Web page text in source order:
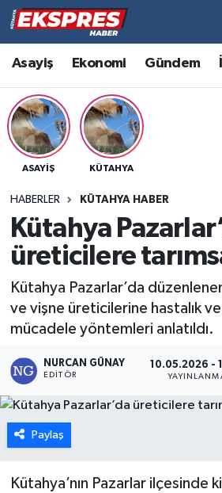
Asayiş Ekonomi Gündem
ASAYIŞ KÜTAHYA
HABERLER KÜTAHYA HABER
Kütahya
üreticilere
Kütahya Pazarlar’da
ve vişne üreticilerine hastalık ve
mücadele yöntemleri anlatıldı.
NURCAN GÜNAY
EDITÖR
10.05.2026 -
Paylaş
Kütahya’nın Pazarlar ilçesinde
Altıntaş
Asayiş
Aslanapa
Bölge
Çavdarhisar
Domaniç
Eğitim
Hava Durumu
Trafik Durumu
Süper Lig Puan Durumu ve
Son Dakika Haberleri
Haber Arşivi